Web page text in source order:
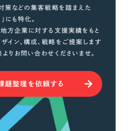
策などの集客戦略を踏まえた
にも特化。
方企業に対する支援実績をもと
イン、構成、戦略をご提案します
りお問い合わせくださいませ。
題整理を依頼する